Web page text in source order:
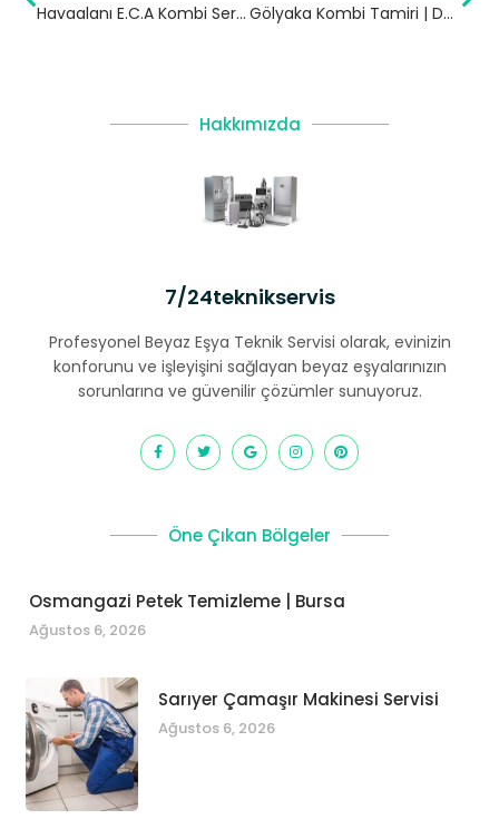
Havaalanı E.C.A Kombi Servisi – Esenler Yetkili Servis Gölyaka Kombi Tamiri | Düzce
Hakkımızda
7/24teknikservis
Profesyonel Beyaz Eşya Teknik Servisi olarak, evinizin
konforunu ve işleyişini sağlayan beyaz eşyalarınızın
sorunlarına ve güvenilir çözümler sunuyoruz.
Öne Çıkan Bölgeler
Osmangazi Petek Temizleme | Bursa
Ağustos 6, 2026
Sarıyer Çamaşır Makinesi Servisi
Ağustos 6, 2026